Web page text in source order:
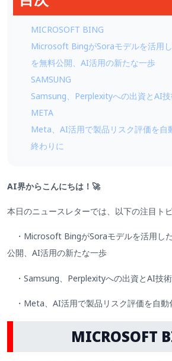
MICROSOFT BING
Microsoft BingがSoraモデルを活用
を無料公開、AI活用の新たな一歩
SAMSUNG
Samsung、Perplexityへの出資とAI
META
Meta、AI活用で製品リスク評価を自
終わりに
AI界からこんにちは！🚀
本日のニュースレターでは、以下の注目ト
・ Microsoft BingがSoraモデルを活用し
公開、AI活用の新たな一歩
・Samsung、Perplexityへの出資とAI技
・Meta、AI活用で製品リスク評価を自動
MICROSOFT